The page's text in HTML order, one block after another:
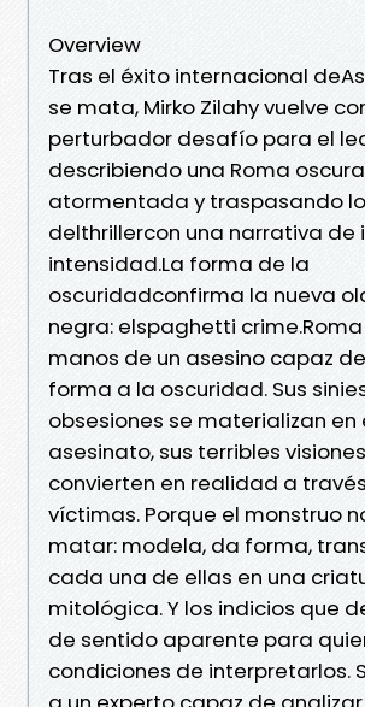
Overview
Tras el éxito internacional
se mata, Mirko Zilahy vuelve
perturbador desafío para el
describiendo una Roma
atormentada y traspasando
delthrillercon una narrativa de
intensidad.La forma de la
oscuridadconfirma la nueva
negra: elspaghetti
manos de un asesino capaz
forma a la oscuridad. Sus
obsesiones se materializan en
asesinato, sus terribles
convierten en realidad a
víctimas. Porque el monstruo
matar: modela, da forma,
cada una de ellas en una
mitológica. Y los indicios que
de sentido aparente para
condiciones de interpretarlos.